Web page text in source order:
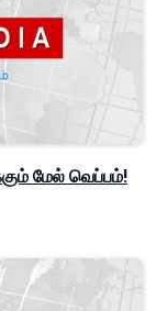
மேல் வெப்பம்!